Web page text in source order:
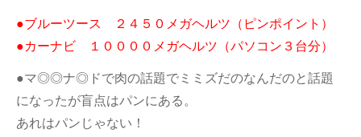
●ブルーツース ２４５０メガヘルツ（ピンポイント）
●カーナビ １００００メガヘルツ（パソコン３台分）
●マ◎◎ナ◎ドで肉の話題でミミズだのなんだのと話題
になったが盲点はパンにある。
あれはパンじゃない！